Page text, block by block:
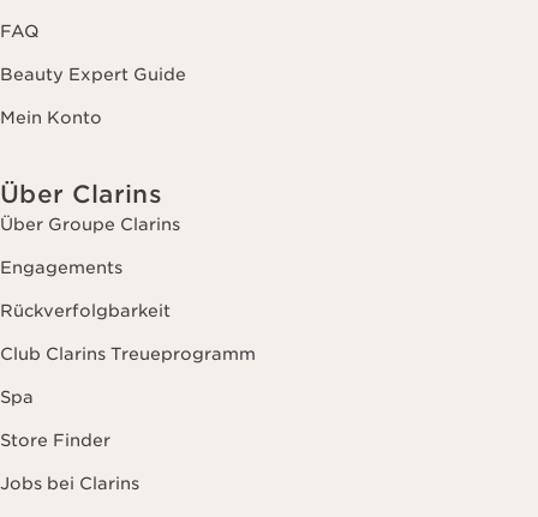
FAQ
Beauty Expert Guide
Mein Konto
Über Clarins
Über Groupe Clarins
Engagements
Rückverfolgbarkeit
Club Clarins Treueprogramm
Spa
Store Finder
Jobs bei Clarins